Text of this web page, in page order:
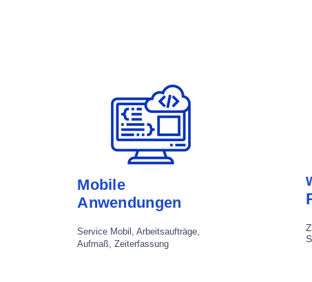
Mobile
Anwendungen
Service Mobil, Arbeitsaufträge,
Aufmaß, Zeiterfassung